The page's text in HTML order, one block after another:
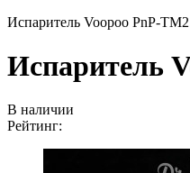
Испаритель Voopoo PnP-TM2
Испаритель
В наличии
Рейтинг: